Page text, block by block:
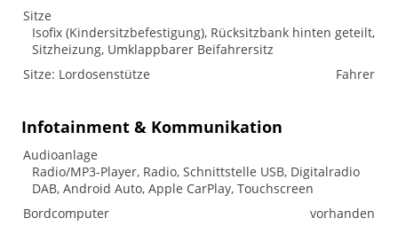
Sitze
Isofix (Kindersitzbefestigung), Rücksitzbank hinten geteilt,
Sitzheizung, Umklappbarer Beifahrersitz
Sitze: Lordosenstütze
Fahrer
Infotainment & Kommunikation
Audioanlage
Radio/MP3-Player, Radio, Schnittstelle USB, Digitalradio
DAB, Android Auto, Apple CarPlay, Touchscreen
Bordcomputer
vorhanden